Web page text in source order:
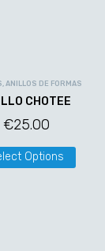
, ANILLOS DE FORMAS
CHOTEE
€25.00
Options